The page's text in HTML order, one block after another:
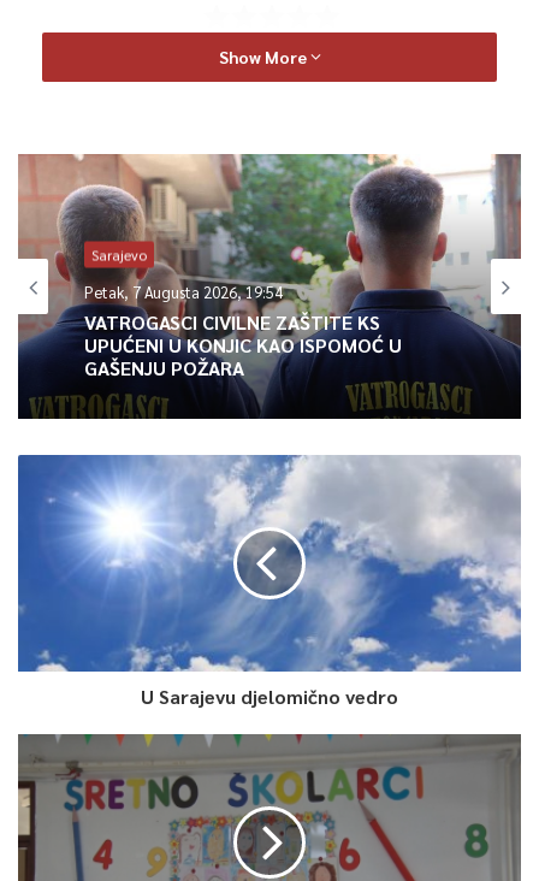
Show More
Sarajevo
Petak, 7 Augusta 2026, 19:54
VATROGASCI CIVILNE ZAŠTITE KS
UPUĆENI U KONJIC KAO ISPOMOĆ U
GAŠENJU POŽARA
U Sarajevu djelomično vedro